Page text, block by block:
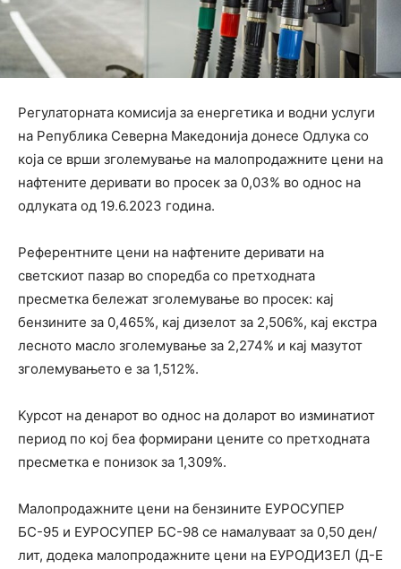
Регулаторната комисија за енергетика и водни услуги
на Република Северна Македонија донесе Одлука со
која се врши зголемување на малопродажните цени на
нафтените деривати во просек за 0,03% во однос на
одлуката од 19.6.2023 година.
Референтните цени на нафтените деривати на
светскиот пазар во споредба со претходната
пресметка бележат зголемување во просек: кај
бензините за 0,465%, кај дизелот за 2,506%, кај екстра
лесното масло зголемување за 2,274% и кај мазутот
зголемувањето е за 1,512%.
Курсот на денарот во однос на доларот во изминатиот
период по кој беа формирани цените со претходната
пресметка е понизок за 1,309%.
Малопродажните цени на бензините ЕУРОСУПЕР
БС-95 и ЕУРОСУПЕР БС-98 се намалуваат за 0,50 ден/
лит, додека малопродажните цени на ЕУРОДИЗЕЛ (Д-Е